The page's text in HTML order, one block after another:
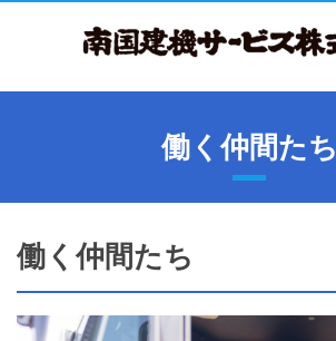
働く仲間たち
働く仲間たち